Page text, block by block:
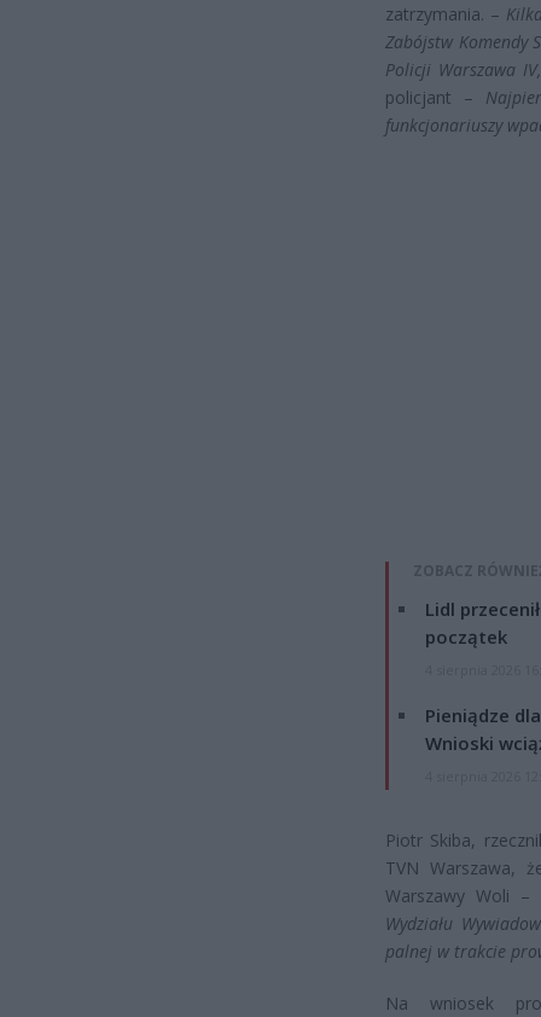
zatrzymania. –
Zabójstw Komendy
Policji Warszawa
policjant –
funkcjonariuszy
ZOBACZ
Lidl
początek
Pieniądze
Wnioski
Piotr Skiba,
TVN Warszawa,
Warszawy Woli –
Wydziału
palnej w trakcie
Na wniosek